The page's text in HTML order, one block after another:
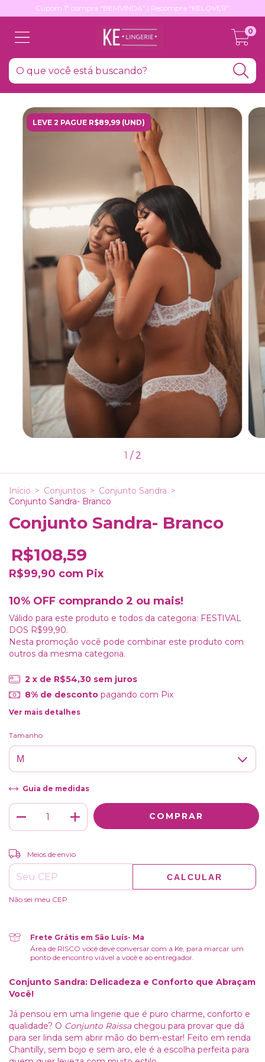
Cupom 1ª compra “BEMVINDA” | Recompra “KELOVER”
0
LEVE 2 PAGUE R$89,99 (UND)
1 /2
Início > Conjuntos > Conjunto Sandra >
Conjunto Sandra- Branco
Conjunto Sandra- Branco
R$108,59
R$99,90 com Pix
10% OFF comprando 2 ou mais!
Válido para este produto e todos da categoria: FESTIVAL
DOS R$99,90.
Nesta promoção você pode combinar este produto com
outros da mesma categoria.
2 x de R$54,30 sem juros
8% de descontopagando com Pix
Ver mais detalhes
Tamanho
Guia de medidas
Entregas para o CEP:
Meios de envio
CALCULAR
Não sei meu CEP
Frete Grátis em São Luís- Ma
Área de RISCO você deve conversar com a Ke, para marcar um
ponto de encontro viável a você e ao entregador.
Conjunto Sandra: Delicadeza e Conforto que Abraçam
Você!
Já pensou em uma lingerie que é puro charme, conforto e
qualidade? O Conjunto Raissachegou para provar que dá
para ser linda sem abrir mão do bem-estar! Feito em renda
Chantilly, sem bojo e sem aro, ele é a escolha perfeita para